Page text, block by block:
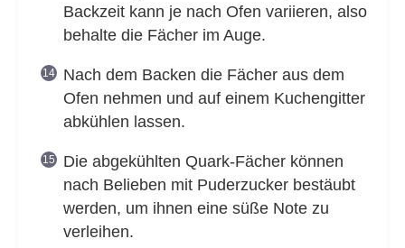
Backzeit kann je nach Ofen variieren, also
behalte die Fächer im Auge.
Nach dem Backen die Fächer aus dem
Ofen nehmen und auf einem Kuchengitter
abkühlen lassen.
Die abgekühlten Quark-Fächer können
nach Belieben mit Puderzucker bestäubt
werden, um ihnen eine süße Note zu
verleihen.